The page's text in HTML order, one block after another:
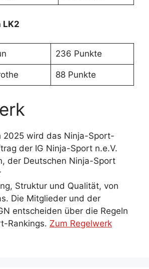
LK2
236 Punkte
88 Punkte
2025 wird das Ninja-Sport-
der IG Ninja-Sport n.e.V.
der Deutschen Ninja-Sport
Struktur und Qualität, von
Die Mitglieder und der
entscheiden über die Regeln
Rankings. Zum Regelwerk